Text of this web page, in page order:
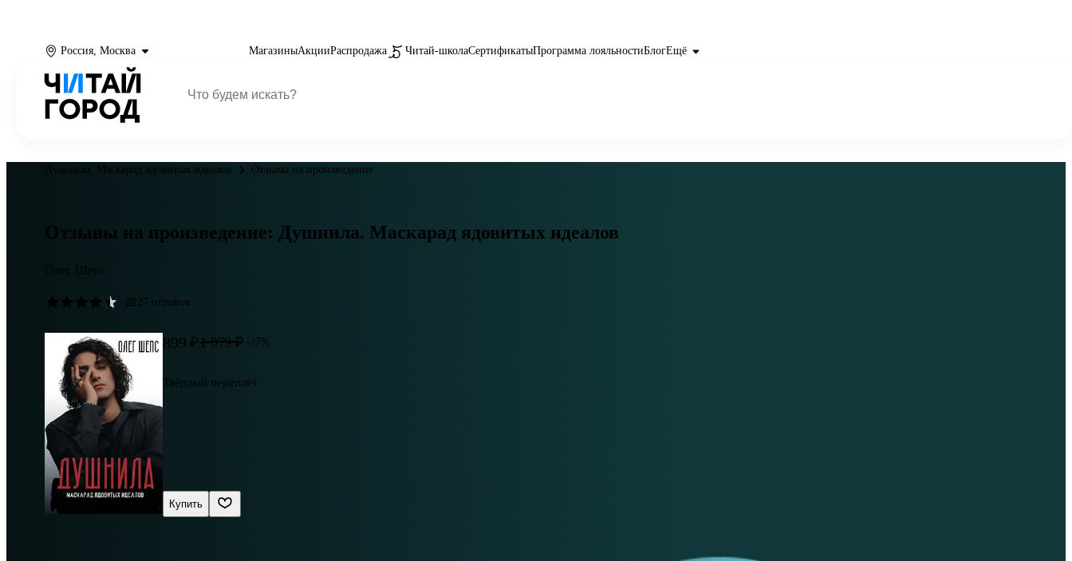
Россия, Москва МагазиныАкцииРаспродажа Читай-школаСертификатыПрограмма лояльностиБлогЕщё
Душнила. Маскарад ядовитых идеалов Отзывы на произведение
Отзывы на произведение: Душнила. Маскарад ядовитых идеалов
Олег Шепс
27 отзывов
899 ₽1 079 ₽ -17%
Твёрдый переплёт
Купить